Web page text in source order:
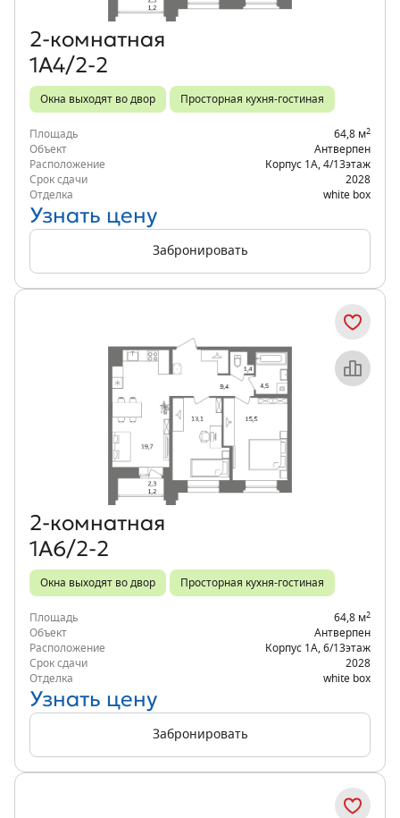
2‑комнатная
1А4/2-2
Окна выходят во двор Просторная кухня-гостиная
Площадь 64,8 м2
Объект
Антверпен
Расположение
Корпус 1А 4/13этаж
Срок сдачи
2028
Отделка
white box
Узнать цену
Забронировать
Объект месяца
2‑комнатная
1А6/2-2
Окна выходят во двор Просторная кухня-гостиная
Площадь 64,8 м2
Объект
Антверпен
Расположение
Корпус 1А 6/13этаж
Срок сдачи
2028
Отделка
white box
Узнать цену
Забронировать